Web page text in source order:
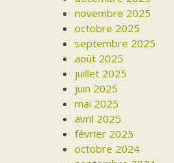
novembre 2025
octobre 2025
septembre 2025
août 2025
juillet 2025
juin 2025
mai 2025
avril 2025
février 2025
octobre 2024